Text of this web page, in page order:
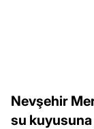
Nevşehir
su